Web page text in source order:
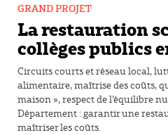
La restauration
collèges publics
GRAND PROJET
Circuits courts et réseau local,
alimentaire, maîtrise des coûts,
maison », respect de l’équilibre
Département : garantir une
maîtriser les coûts.